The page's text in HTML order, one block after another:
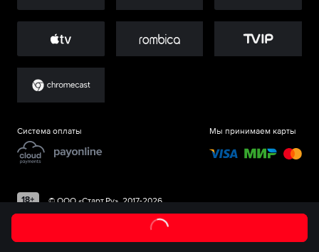
Система оплаты Мы принимаем карты
©ООО «Старт.Ру», 2017-2026